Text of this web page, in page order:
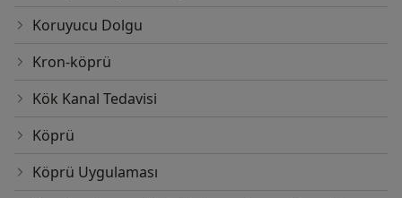
Koruyucu Dolgu
Kron-köprü
Kök Kanal Tedavisi
Köprü
Köprü Uygulaması